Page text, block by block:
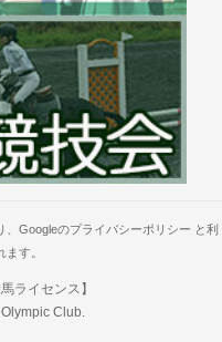
、Googleのプライバシーポリシー と利
ます。
ライセンス】
Olympic Club.